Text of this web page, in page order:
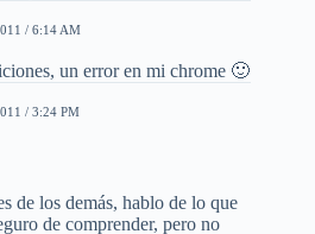
/ 6:14 AM
un error en mi chrome 🙂
/ 3:24 PM
de los demás, hablo de lo que
de comprender, pero no